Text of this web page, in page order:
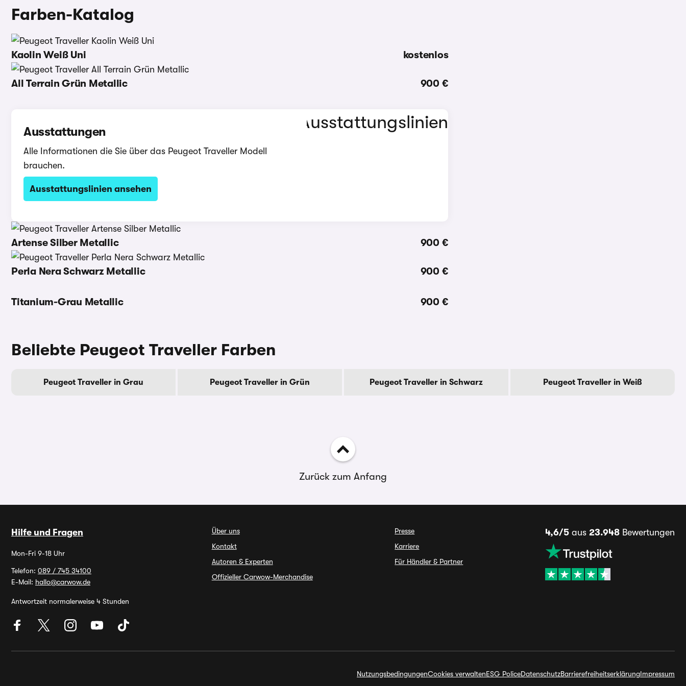
Farben-Katalog
Kaolin Weiß Uni kostenlos
All Terrain Grün Metallic 900 €
Ausstattungen
Alle Informationen die Sie über das Peugeot Traveller Modell
brauchen.
Ausstattungslinien ansehen
Artense Silber Metallic 900 €
Perla Nera Schwarz Metallic 900 €
Titanium-Grau Metallic 900 €
Beliebte Peugeot Traveller Farben
Peugeot Traveller in Grau Peugeot Traveller in Grün Peugeot Traveller in Schwarz Peugeot Traveller in Weiß
Zurück zum Anfang
Hilfe und Fragen
Mon-Fri 9-18 Uhr
Telefon: 089 / 745 34100
E-Mail: hallo@carwow.de
Antwortzeit normalerweise 4 Stunden
Über uns
Kontakt
Autoren & Experten
Offizieller Carwow-Merchandise
Presse
Karriere
Für Händler & Partner
4,6/5aus 23.948Bewertungen
NutzungsbedingungenCookies verwaltenESG PoliceDatenschutzBarrierefreiheitserklärungImpressum